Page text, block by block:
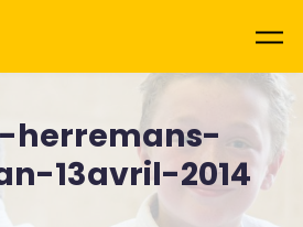
herremans-
13avril-2014